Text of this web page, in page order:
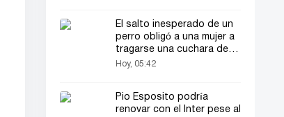
El salto inesperado de un
perro obligó a una mujer a
tragarse una cuchara de
17 cm
Hoy, 05:42
Pio Esposito podría
renovar con el Inter pese al